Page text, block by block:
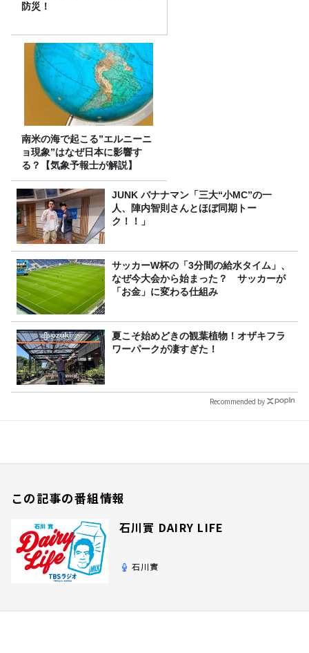
防災！
南米の海で起こる”エルニーニ
ョ現象”はなぜ日本に影響す
る？【気象予報士が解説】
JUNK バナナマン「三大“小MC”の一
人、陣内智則さんとほぼ同期トー
ク！！」
サッカーW杯の「3分間の給水タイム」、
なぜ今大会から始まった？ サッカーが
「お金」に変わる仕組み
夏こそ始めどきの観葉植物！オザキフラ
ワーパークが凄すぎた！
Recommended by
この記事の番組情報
石川實 DAIRY LIFE
石川實